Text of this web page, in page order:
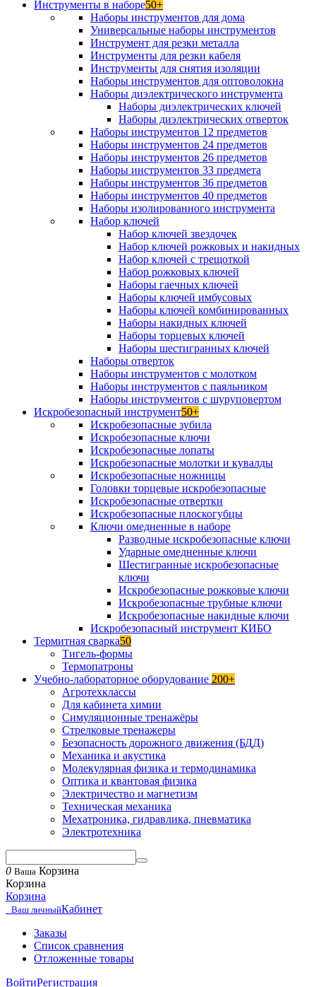
Инструменты в наборе50+
Наборы инструментов для дома
Универсальные наборы инструментов
Инструмент для резки металла
Инструменты для резки кабеля
Инструменты для снятия изоляции
Наборы инструментов для оптоволокна
Наборы диэлектрического инструмента
Наборы диэлектрических ключей
Наборы диэлектрических отверток
Наборы инструментов 12 предметов
Наборы инструментов 24 предметов
Наборы инструментов 26 предметов
Наборы инструментов 33 предмета
Наборы инструментов 36 предметов
Наборы инструментов 40 предметов
Наборы изолированного инструмента
Набор ключей
Набор ключей звездочек
Набор ключей рожковых и накидных
Набор ключей с трещоткой
Набор рожковых ключей
Наборы гаечных ключей
Наборы ключей имбусовых
Наборы ключей комбинированных
Наборы накидных ключей
Наборы торцевых ключей
Наборы шестигранных ключей
Наборы отверток
Наборы инструментов с молотком
Наборы инструментов с паяльником
Наборы инструментов с шуруповертом
Искробезопасный инструмент50+
Искробезопасные зубила
Искробезопасные ключи
Искробезопасные лопаты
Искробезопасные молотки и кувалды
Искробезопасные ножницы
Головки торцевые искробезопасные
Искробезопасные отвертки
Искробезопасные плоскогубцы
Ключи омедненные в наборе
Разводные искробезопасные ключи
Ударные омедненные ключи
Шестигранные искробезопасные
ключи
Искробезопасные рожковые ключи
Искробезопасные трубные ключи
Искробезопасные накидные ключи
Искробезопасный инструмент КИБО
Термитная сварка50
Тигель-формы
Термопатроны
Учебно-лабораторное оборудование 200+
Агротехклассы
Для кабинета химии
Симуляционные тренажёры
Стрелковые тренажеры
Безопасность дорожного движения (БДД)
Механика и акустика
Молекулярная физика и термодинамика
Оптика и квантовая физика
Электричество и магнетизм
Техническая механика
Мехатроника, гидравлика, пневматика
Электротехника
0 Ваша Корзина
Корзина
Корзина
Ваш личныйКабинет
Заказы
Список сравнения
Отложенные товары
ВойтиРегистрация